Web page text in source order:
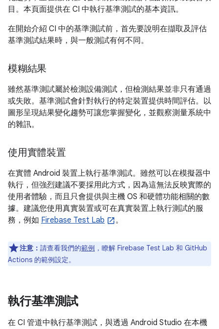
目。本頁面提供在 CI 中執行基準測試的基本資訊。
在開始介紹 CI 中的基準測試前，首先要說明在擷取及評估
基準測試結果時，與一般測試有何不同。
模糊結果
雖然基準測試屬於檢測設備測試，但檢測結果並非只有通過
或失敗。基準測試會針對執行的特定裝置提供時間評估。以
圖形呈現結果變化趨勢可讓您掌握變化，並觀察測量系統中
的雜訊。
使用實體裝置
在實體 Android 裝置上執行基準測試。雖然可以在模擬器中
執行，但強烈建議不要採用此方式，因為這無法反映實際的
使用者體驗，而且只會提供與主機 OS 和硬體功能相關的數
據。建議您使用真實裝置或可在真實裝置上執行測試的服
務，例如 Firebase Test Lab 。
注意： 請查看我們的範例 ，瞭解 Firebase Test Lab 和 GitHub
Actions 的範例設定。
執行基準測試
在 CI 管道中執行基準測試，與透過 Android Studio 在本機